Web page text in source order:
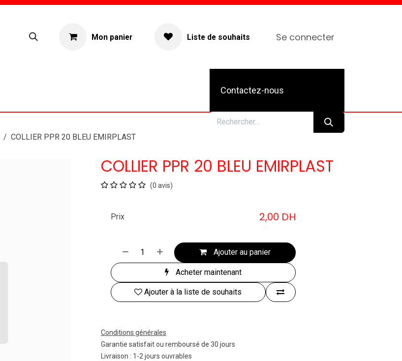
Mon panier Liste de souhaits Se connecter
Contactez-nous
COLLIER PPR 20 BLEU EMIRPLAST
COLLIER PPR 20 BLEU EMIRPLAST
(0 avis)
Ajouter au panier
Acheter maintenant
Ajouter à la liste de souhaits
Prix 2,00 DH
Conditions générales
Garantie satisfait ou remboursé de 30 jours
Livraison : 1-2 jours ouvrables